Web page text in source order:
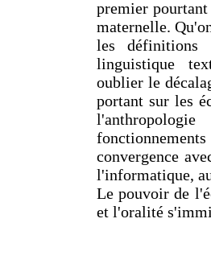
premier
maternelle.
les définitions
linguistique
oublier le
portant sur les
convergence
l'informatique,
Le pouvoir de
et l'oralité